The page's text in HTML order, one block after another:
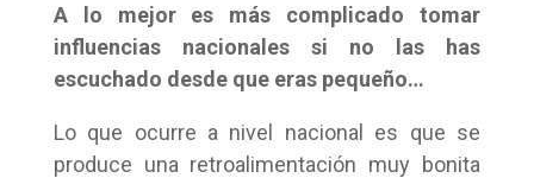
A lo mejor es más complicado tomar
influencias nacionales si no las has
escuchado desde que eras pequeño…
Lo que ocurre a nivel nacional es que se
produce una retroalimentación muy bonita